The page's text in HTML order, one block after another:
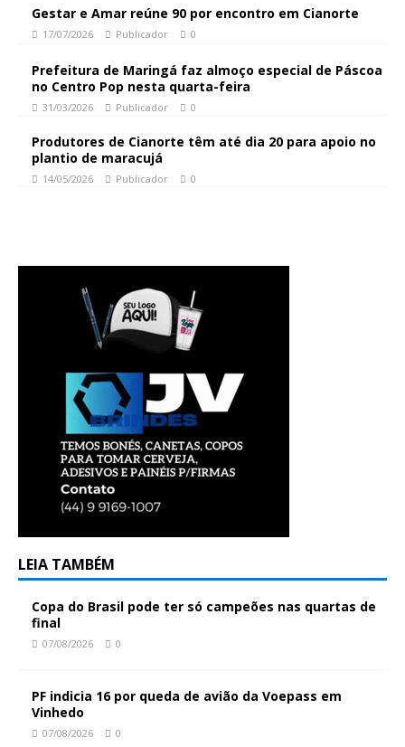
Gestar e Amar reúne 90 por encontro em Cianorte
17/07/2026 Publicador 0
Prefeitura de Maringá faz almoço especial de Páscoa
no Centro Pop nesta quarta-feira
31/03/2026 Publicador 0
Produtores de Cianorte têm até dia 20 para apoio no
plantio de maracujá
14/05/2026 Publicador 0
LEIA TAMBÉM
Copa do Brasil pode ter só campeões nas quartas de
final
07/08/2026 0
PF indicia 16 por queda de avião da Voepass em
Vinhedo
07/08/2026 0